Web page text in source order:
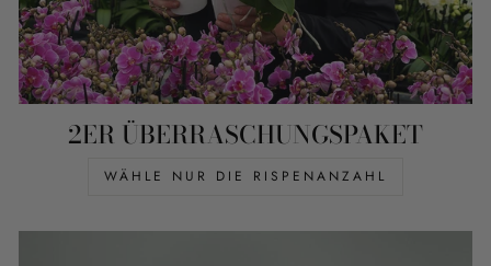
2ER ÜBERRASCHUNGSPAKET
WÄHLE NUR DIE RISPENANZAHL